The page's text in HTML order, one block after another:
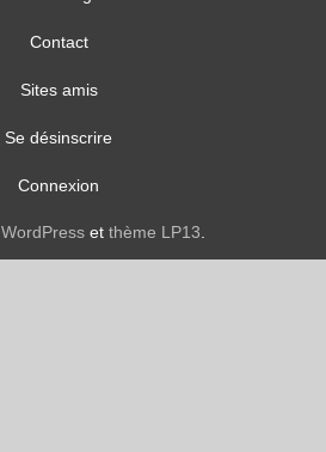
Contact
Sites amis
Se désinscrire
Connexion
WordPresset thème LP13.